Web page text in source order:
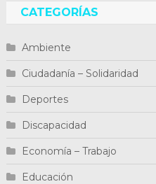
CATEGORÍAS
Ambiente
Ciudadanía – Solidaridad
Deportes
Discapacidad
Economía – Trabajo
Educación